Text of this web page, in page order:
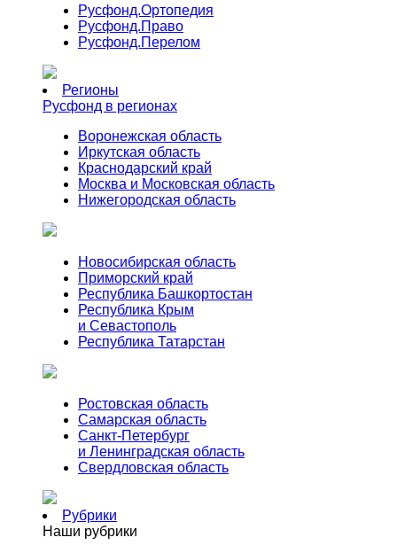
Русфонд.Ортопедия
Русфонд.Право
Русфонд.Перелом
Регионы
Русфонд в регионах
Воронежская область
Иркутская область
Краснодарский край
Москва и Московская область
Нижегородская область
Новосибирская область
Приморский край
Республика Башкортостан
Республика Крым
и Севастополь
Республика Татарстан
Ростовская область
Самарская область
Санкт-Петербург
и Ленинградская область
Свердловская область
Рубрики
Наши рубрики